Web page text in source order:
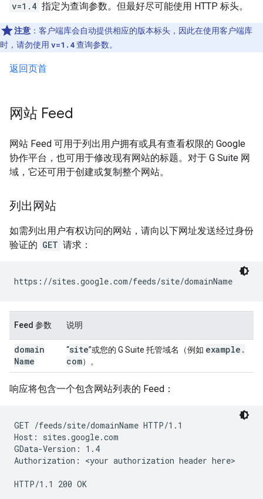
v=1.4 指定为查询参数。但最好尽可能使用 HTTP 标头。
注意 ：客户端库会自动提供相应的版本标头，因此在使用客户端库
时，请勿使用 v=1.4查询参数。
返回页首
网站 Feed
网站 Feed 可用于列出用户拥有或具有查看权限的 Google
协作平台，也可用于修改现有网站的标题。对于 G Suite 网
域，它还可用于创建或复制整个网站。
列出网站
如需列出用户有权访问的网站，请向以下网址发送经过身份
验证的 GET 请求：
https://sites.google.com/feeds/site/domainName
Feed 参数 说明
domain
Name
“site”或您的 G Suite 托管域名（例如 example .
com）。
响应将包含一个包含网站列表的 Feed：
GET /feeds/site/domainName HTTP/1.1
Host: sites.google.com
GData-Version: 1.4
Authorization: <your authorization header here>
HTTP/1.1 200 OK